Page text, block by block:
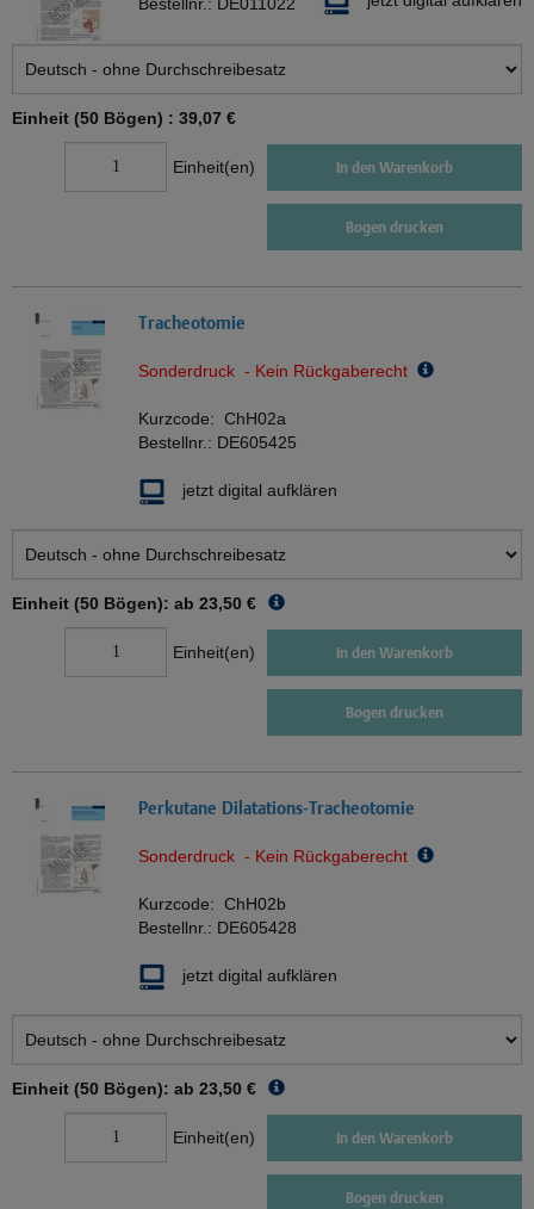
Einheit (50 Bögen) : 39,07 €
Einheit(en) In den Warenkorb
Bogen drucken
Tracheotomie
Sonderdruck - Kein Rückgaberecht
Kurzcode: ChH02a
Bestellnr.: DE605425
jetzt digital aufklären
Einheit (50 Bögen): ab 23,50 €
Einheit(en) In den Warenkorb
Bogen drucken
Perkutane Dilatations-Tracheotomie
Sonderdruck - Kein Rückgaberecht
Kurzcode: ChH02b
Bestellnr.: DE605428
jetzt digital aufklären
Einheit (50 Bögen): ab 23,50 €
Einheit(en) In den Warenkorb
Bogen drucken